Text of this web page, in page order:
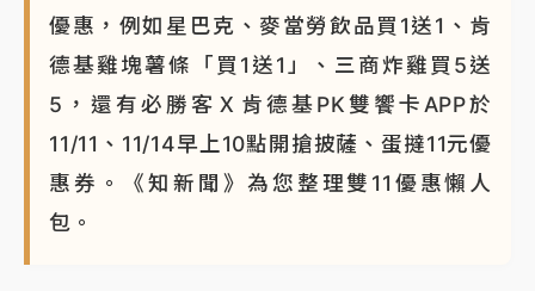
優惠，例如星巴克、麥當勞飲品買1送1、肯
德基雞塊薯條「買1送1」、三商炸雞買5送
5，還有必勝客Ｘ肯德基PK雙饗卡APP於
11/11、11/14早上10點開搶披薩、蛋撻11元優
惠券。《知新聞》為您整理雙11優惠懶人
包。